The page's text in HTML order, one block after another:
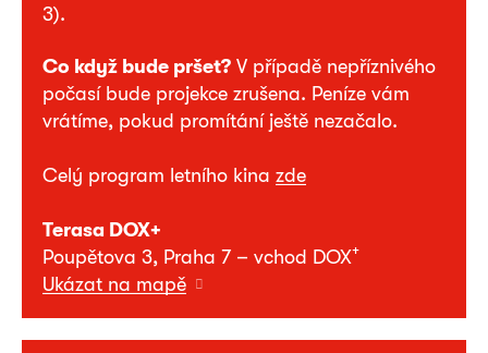
3).
Co když bude pršet? V případě nepříznivého
počasí bude projekce zrušena. Peníze vám
vrátíme, pokud promítání ještě nezačalo.
Celý program letního kina zde
Terasa DOX+
Poupětova 3, Praha 7 – vchod DOX+
Ukázat na mapě